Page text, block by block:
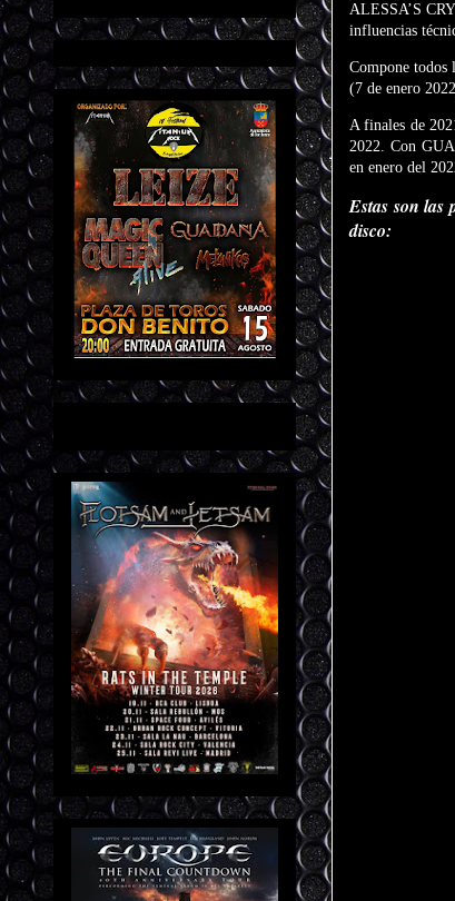
ALESSA’S
influencias
Compone todos
(7 de enero
A finales de
2022. Con
en enero del
Estas son las
disco: